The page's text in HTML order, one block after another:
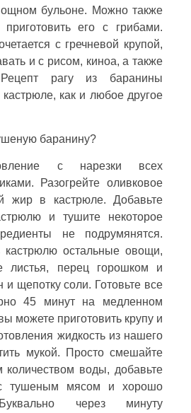
бульоне. Можно также
приготовить его с грибами.
с гречневой крупой,
и с рисом, киноа, а также
рагу из баранины
кастрюле, как и любое другое
баранину?
с нарезки всех
Разогрейте оливковое
жир в кастрюле. Добавьте
и тушите некоторое
не подрумянятся.
кастрюлю остальные овощи,
листья, перец горошком и
и щепотку соли. Готовьте все
45 минут на медленном
можете приготовить крупу и
жидкость из нашего
мукой. Просто смешайте
воды, добавьте
тушеным мясом и хорошо
через минуту